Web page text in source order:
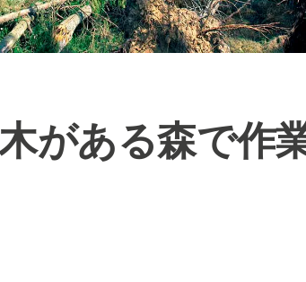
がある森で作